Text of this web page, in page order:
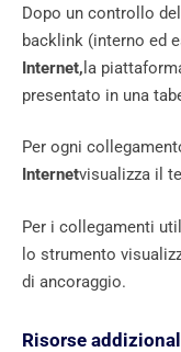
Dopo un controllo
backlink (interno ed
Internet, la
presentato in una
Per ogni
Internetvisualizza il
Per i collegamenti
lo strumento
di ancoraggio.
Risorse